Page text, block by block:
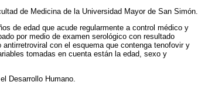
de Medicina de la Universidad Mayor de San Simón.
de edad que acude regularmente a control médico y
por medio de examen serológico con resultado
con el esquema que contenga tenofovir y
tomadas en cuenta están la edad, sexo y
Desarrollo Humano.